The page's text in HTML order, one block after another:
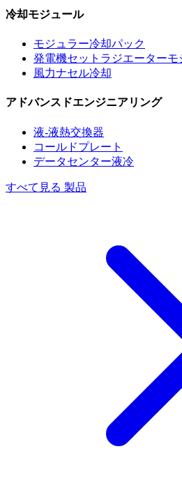
冷却モジュール
モジュラー冷却パック
発電機セットラジエーターモ
風力ナセル冷却
アドバンスドエンジニアリング
液-液熱交換器
コールドプレート
データセンター液冷
すべて見る 製品